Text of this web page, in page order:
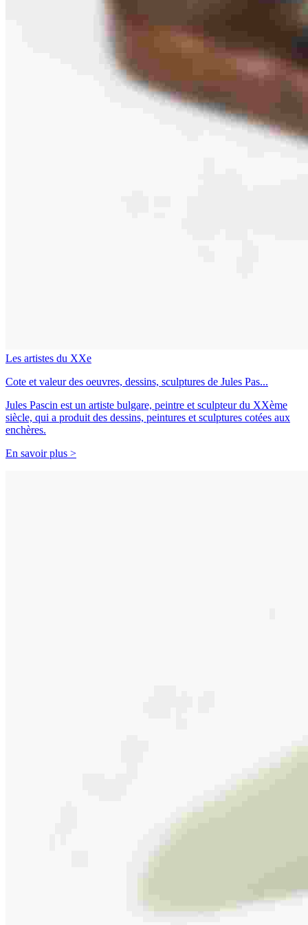
Les artistes du XXe
Cote et valeur des oeuvres, dessins, sculptures de Jules Pas...
Jules Pascin est un artiste bulgare, peintre et sculpteur du XXème
siècle, qui a produit des dessins, peintures et sculptures cotées aux
enchères.
En savoir plus >